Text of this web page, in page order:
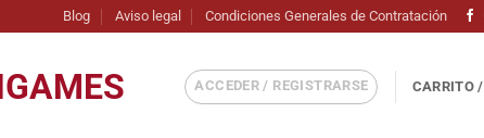
Blog Aviso legal Condiciones Generales de Contratación
ACCEDER / REGISTRARSE CARRITO /